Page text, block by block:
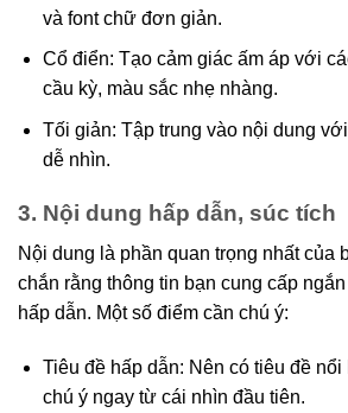
và font chữ đơn giản.
Cổ điển: Tạo cảm giác ấm áp với
cầu kỳ, màu sắc nhẹ nhàng.
Tối giản: Tập trung vào nội dung
dễ nhìn.
3. Nội dung hấp dẫn, súc tích
Nội dung là phần quan trọng nhất của
chắn rằng thông tin bạn cung cấp
hấp dẫn. Một số điểm cần chú ý:
Tiêu đề hấp dẫn: Nên có tiêu đề
chú ý ngay từ cái nhìn đầu tiên.